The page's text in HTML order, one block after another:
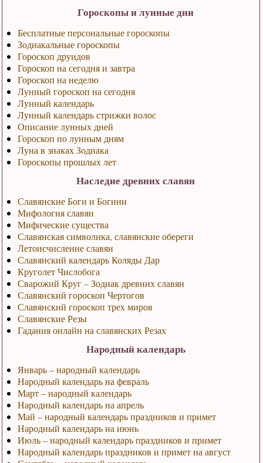
Гороскопы и лунные дни
Бесплатные персональные гороскопы
Зодиакальные гороскопы
Гороскоп друидов
Гороскоп на сегодня и завтра
Гороскоп на неделю
Лунный гороскоп на сегодня
Лунный календарь
Лунный календарь стрижки волос
Описание лунных дней
Гороскоп по лунным дням
Луна в знаках Зодиака
Гороскопы прошлых лет
Наследие древних славян
Славянские Боги и Богини
Мифология славян
Мифические существа
Славянская символика, славянские обереги
Летоисчисление славян
Славянский календарь Коляды Дар
Круголет Числобога
Сварожий Круг – Зодиак древних славян
Славянский гороскоп Чертогов
Славянский гороскоп трех миров
Славянские Резы
Гадания онлайн на славянских Резах
Народный календарь
Январь – народный календарь
Народный календарь на февраль
Март – народный календарь
Народный календарь на апрель
Май – народный календарь праздников и примет
Народный календарь на июнь
Июль – народный календарь праздников и примет
Народный календарь праздников и примет на август